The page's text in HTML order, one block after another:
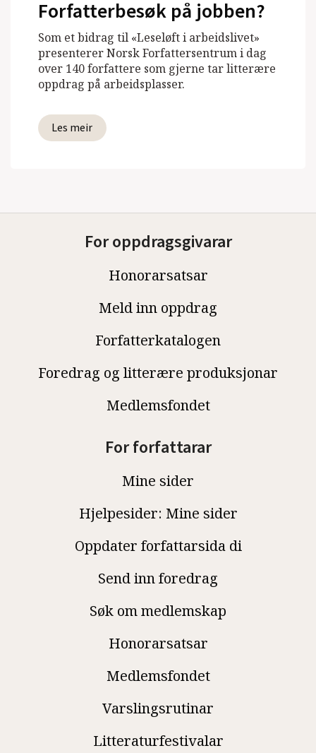
Forfatterbesøk på jobben?
Som et bidrag til «Leseløft i arbeidslivet»
presenterer Norsk Forfattersentrum i dag
over 140 forfattere som gjerne tar litterære
oppdrag på arbeidsplasser.
Les meir
For oppdragsgivarar
Honorarsatsar
Meld inn oppdrag
Forfatterkatalogen
Foredrag og litterære produksjonar
Medlemsfondet
For forfattarar
Mine sider
Hjelpesider: Mine sider
Oppdater forfattarsida di
Send inn foredrag
Søk om medlemskap
Honorarsatsar
Medlemsfondet
Varslingsrutinar
Litteraturfestivalar